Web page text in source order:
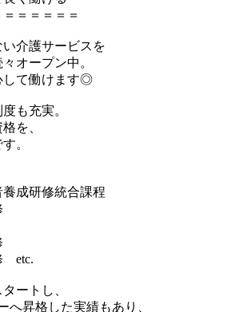
＝＝＝＝＝
介護サービスを
オープン中。
して働けます◎
も充実。
を、
。
養成研修統合課程
etc.
ートし、
へ昇格した実績もあり、